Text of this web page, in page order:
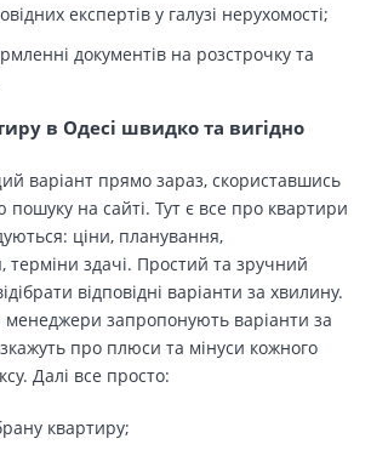
експертів у галузі нерухомості;
документів на розстрочку та
в Одесі швидко та вигідно
варіант прямо зараз, скориставшись
на сайті. Тут є все про квартири
ціни, планування,
терміни здачі. Простий та зручний
відповідні варіанти за хвилину.
менеджери запропонують варіанти за
про плюси та мінуси кожного
Далі все просто:
квартиру;